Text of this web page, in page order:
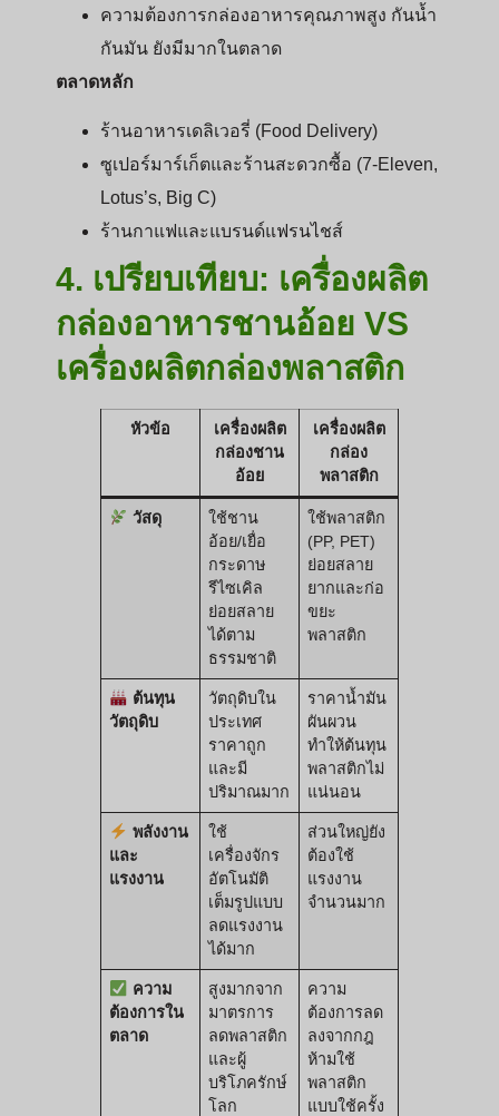
ความต้องการกล่องอาหารคุณภาพสูง กันน้ำ
กันมัน ยังมีมากในตลาด
ตลาดหลัก
ร้านอาหารเดลิเวอรี่ (Food Delivery)
ซูเปอร์มาร์เก็ตและร้านสะดวกซื้อ (7-Eleven,
Lotus’s, Big C)
ร้านกาแฟและแบรนด์แฟรนไชส์
4. เปรียบเทียบ: เครื่องผลิต
กล่องอาหารชานอ้อย VS
เครื่องผลิตกล่องพลาสติก
หัวข้อ
เครื่องผลิต
กล่องชาน
อ้อย
เครื่องผลิต
กล่อง
พลาสติก
วัสดุ
ใช้ชาน
อ้อย/เยื่อ
กระดาษ
รีไซเคิล
ย่อยสลาย
ได้ตาม
ธรรมชาติ
ใช้พลาสติก
(PP, PET)
ย่อยสลาย
ยากและก่อ
ขยะ
พลาสติก
ต้นทุน
วัตถุดิบ
วัตถุดิบใน
ประเทศ
ราคาถูก
และมี
ปริมาณมาก
ราคาน้ำมัน
ผันผวน
ทำให้ต้นทุน
พลาสติกไม่
แน่นอน
พลังงาน
และ
แรงงาน
ใช้
เครื่องจักร
อัตโนมัติ
เต็มรูปแบบ
ลดแรงงาน
ได้มาก
ส่วนใหญ่ยัง
ต้องใช้
แรงงาน
จำนวนมาก
ความ
ต้องการใน
ตลาด
สูงมากจาก
มาตรการ
ลดพลาสติก
และผู้
บริโภครักษ์
โลก
ความ
ต้องการลด
ลงจากกฎ
ห้ามใช้
พลาสติก
แบบใช้ครั้ง